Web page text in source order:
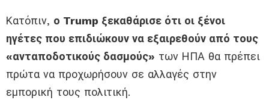
Κατόπιν, ο Trump ξεκαθάρισε ότι οι ξένοι
ηγέτες που επιδιώκουν να εξαιρεθούν από τους
«ανταποδοτικούς δασμούς» των ΗΠΑ θα πρέπει
πρώτα να προχωρήσουν σε αλλαγές στην
εμπορική τους πολιτική.